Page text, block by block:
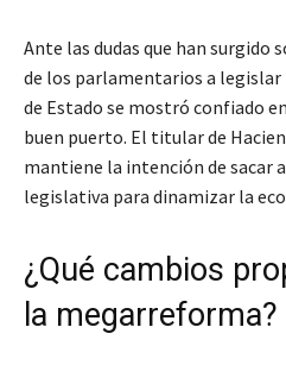
Ante las dudas que han surgido
de los parlamentarios a
de Estado se mostró confiado
buen puerto. El titular de
mantiene la intención de sacar
legislativa para dinamizar la
¿Qué cambios
la megarreforma?